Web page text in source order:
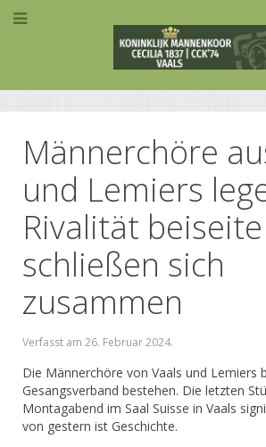
Männerchöre
und Lemiers
Rivalität
schließen sich
zusammen
Verfasst am 26. Februar 2024.
Die Männerchöre von Vaals und Lemiers
Gesangsverband bestehen. Die letzten
Montagabend im Saal Suisse in Vaals
von gestern ist Geschichte.